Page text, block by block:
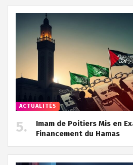
ACTUALITÉS
Imam de Poitiers Mis en
Financement du Hamas